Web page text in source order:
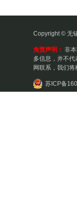
Copyright © 无
免责声明： 非
多信息，并不
网联系，我们将
苏ICP备